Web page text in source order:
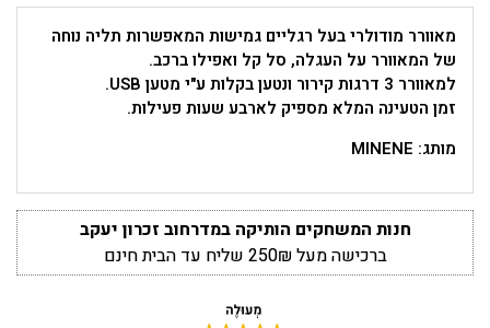
מאוורר מודולרי בעל רגליים גמישות המאפשרות תליה נוחה
של המאוורר על העגלה, סל קל ואפילו ברכב.
למאוורר 3 דרגות קירור ונטען בקלות ע"י מטען USB.
זמן הטעינה המלא מספיק לארבע שעות פעילות.
מותג: MINENE
חנות המשחקים הותיקה במדרחוב זכרון יעקב
ברכישה מעל 250₪ שליח עד הבית חינם